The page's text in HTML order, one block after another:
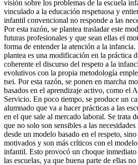
visión sobre los problemas de la escuela
vinculado a la educación respetuosa y
infantil convencional no responde a las
Por esta razón, se plantea trasladar este
futuras profesionales y que sean ellas el
forma de entender la atención a la
plantea es una modificación en la práctica
coherente el discurso del respeto a la
evolutivos con la propia metodología
tsei. Por esta razón, se ponen en marcha
basados en el aprendizaje activo, como el
Servicio. En poco tiempo, se produce un
alumnado que va a hacer prácticas a las
en el que sale al mercado laboral. Se trata
que no solo son sensibles a las
desde un modelo basado en el respeto,
motivados y son más críticos con el
infantil. Esto provocó un choque inmediato
las escuelas, ya que buena parte de ellas